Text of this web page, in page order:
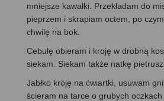
mniejsze kawałki. Przekładam do
pieprzem i skrapiam octem, po
chwilę na bok.
Cebulę obieram i kroję w drobną
siekam. Siekam także natkę
Jabłko kroję na ćwiartki, usuwam
ścieram na tarce o grubych